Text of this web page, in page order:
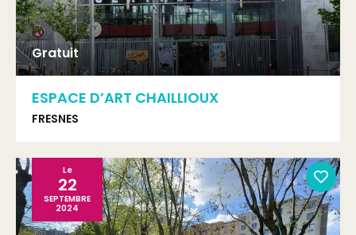
Gratuit
ESPACE D’ART CHAILLIOUX
FRESNES
Le
22
SEPTEMBRE
2024